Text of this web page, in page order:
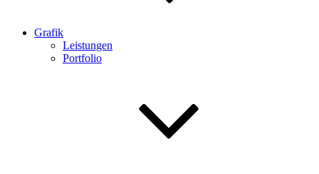
Grafik
Leistungen
Portfolio